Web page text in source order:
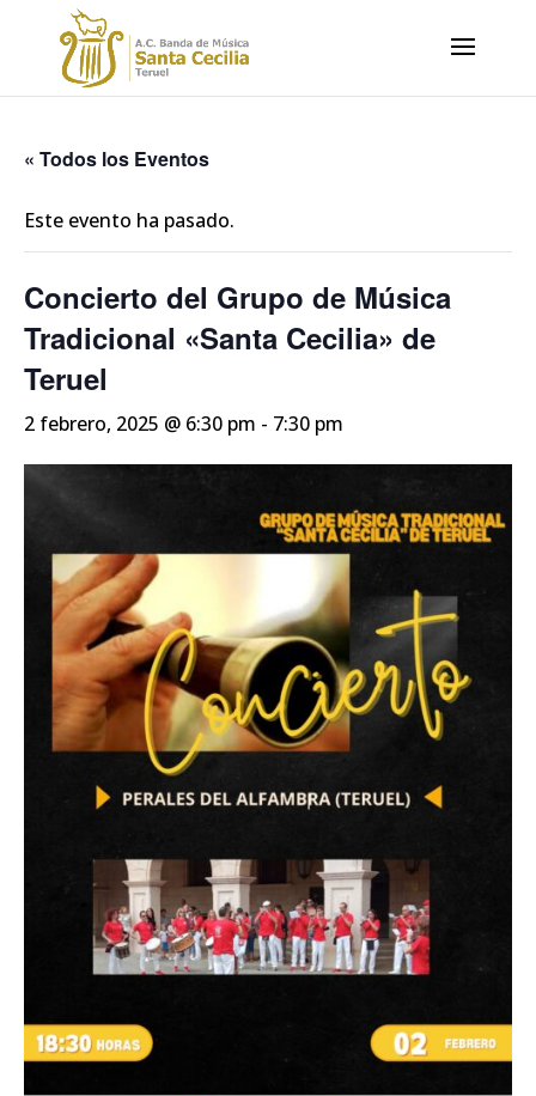
« Todos los Eventos
Este evento ha pasado.
Concierto del Grupo de Música
Tradicional «Santa Cecilia» de
Teruel
2 febrero, 2025 @ 6:30 pm - 7:30 pm